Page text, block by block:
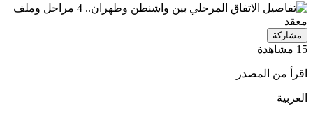
مشاركة
15 مشاهدة
اقرأ من المصدر
العربية